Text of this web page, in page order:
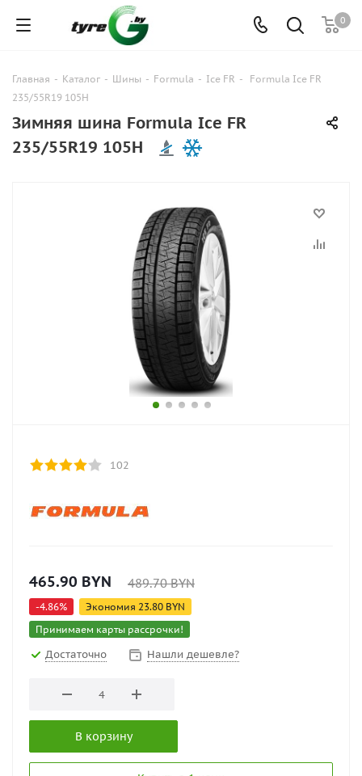
0
Главная - Каталог - Шины - Formula - Ice FR -
Formula Ice FR
235/55R19 105H
Зимняя шина Formula Ice FR
235/55R19 105H
102
465.90 BYN 489.70BYN
-4.86% Экономия 23.80 BYN
Принимаем карты рассрочки!
Достаточно Нашли дешевле?
В корзину